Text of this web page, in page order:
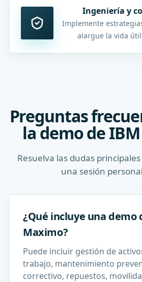
Ingeniería y
Implemente
alargue la vida
Preguntas
la demo de
Resuelva las dudas
una sesión
¿Qué incluye una demo
Maximo?
Puede incluir gestión de
trabajo, mantenimiento
correctivo, repuestos,